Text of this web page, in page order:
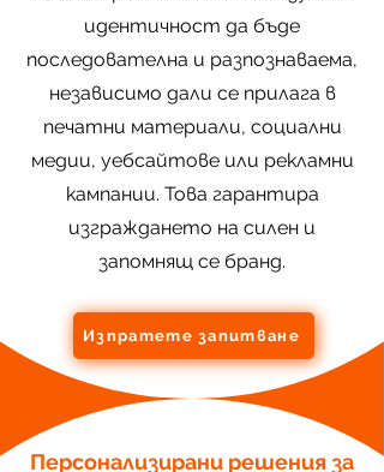
идентичност да бъде
последователна и разпознаваема,
независимо дали се прилага в
печатни материали, социални
медии, уебсайтове или рекламни
кампании. Това гарантира
изграждането на силен и
запомнящ се бранд.
Изпратете запитване
Персонализирани решения за